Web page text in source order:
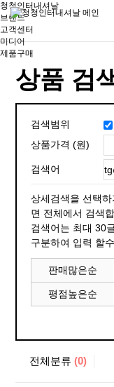
청청인터내셔날
브랜드
고객센터
미디어
제품구매
상품 검
검색범위
상품가격 (원)
검색어
상세검색을 선택
면 전체에서 검색
검색어는 최대 30
구분하여 입력 할
판매많은순
평점높은순
전체분류(0)